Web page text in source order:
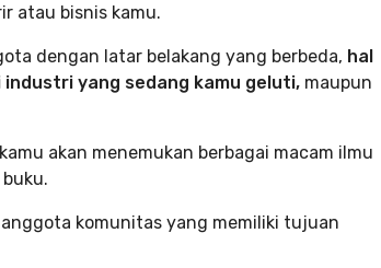
atau bisnis kamu.
dengan latar belakang yang berbeda, hal
yang sedang kamu geluti, maupun
akan menemukan berbagai macam ilmu
komunitas yang memiliki tujuan